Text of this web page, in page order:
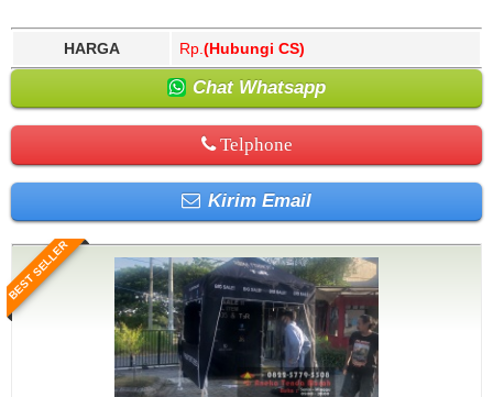
HARGA Rp. (Hubungi CS)
Chat Whatsapp
Telphone
Kirim Email
BEST SELLER